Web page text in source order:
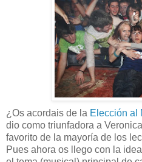
¿Os acordais de la Elección al
dio como triunfadora a
favorito de la mayoría de los
Pues ahora os llego con la